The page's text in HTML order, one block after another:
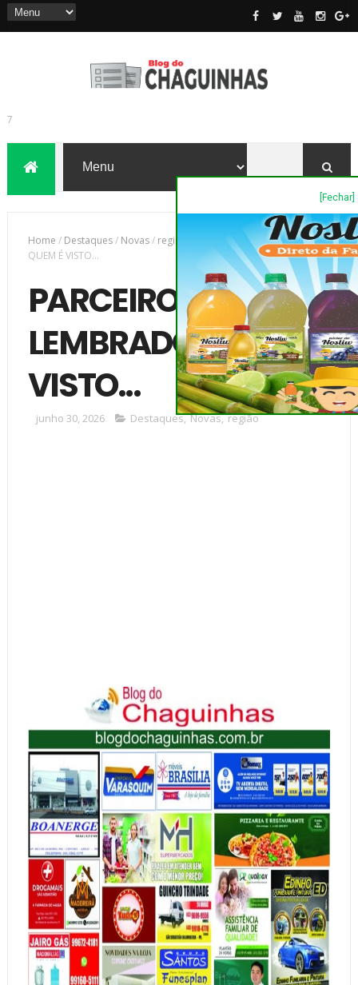
7
Home / Destaques/ Novas/ região
PARCEIROS - SÓ É LEMBRADO
QUEM É VISTO...
PARCEIROS - SÓ É
LEMBRADO QUEM É
VISTO...
junho 30, 2026 Destaques,Novas,região